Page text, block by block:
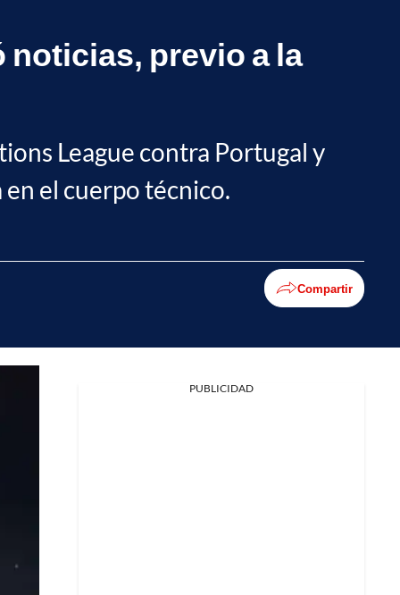
previo a la
League contra Portugal y
el cuerpo técnico.
Compartir
PUBLICIDAD